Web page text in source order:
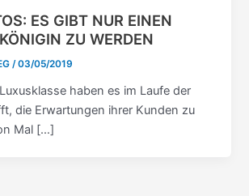
ES GIBT NUR EINEN
ZU WERDEN
/03/05/2019
haben es im Laufe der
die Erwartungen ihrer Kunden zu
Mal […]